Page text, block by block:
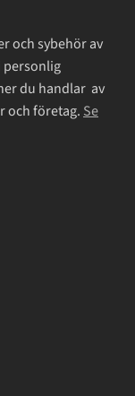
och sybehör av
personlig
du handlar av
och företag. Se